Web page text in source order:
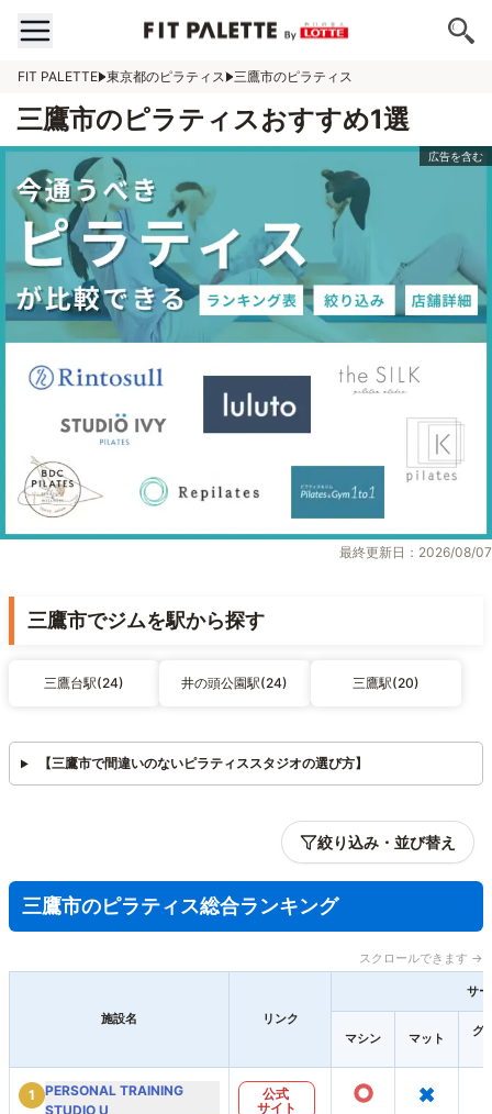
FIT PALETTE 東京都のピラティス 三鷹市のピラティス
三鷹市のピラティスおすすめ1選
最終更新日：2026/08/07
三鷹市でジムを駅から探す
三鷹台駅(24) 井の頭公園駅(24) 三鷹駅(20)
【三鷹市で間違いのないピラティススタジオの選び方】
絞り込み・並び替え
三鷹市のピラティス総合ランキング
スクロールできます →
施設名 リンク
サ
マシン マット
グ
1
PERSONAL TRAINING
STUDIO U
公式
サイト
○ ×